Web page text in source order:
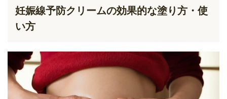
妊娠線予防クリームの効果的な塗り方・使
い方